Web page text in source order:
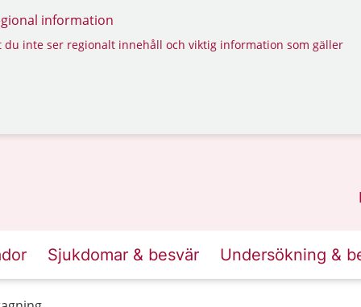
information
du inte ser regionalt innehåll och viktig information som gäller
Sjukdomar & besvär Undersökning &